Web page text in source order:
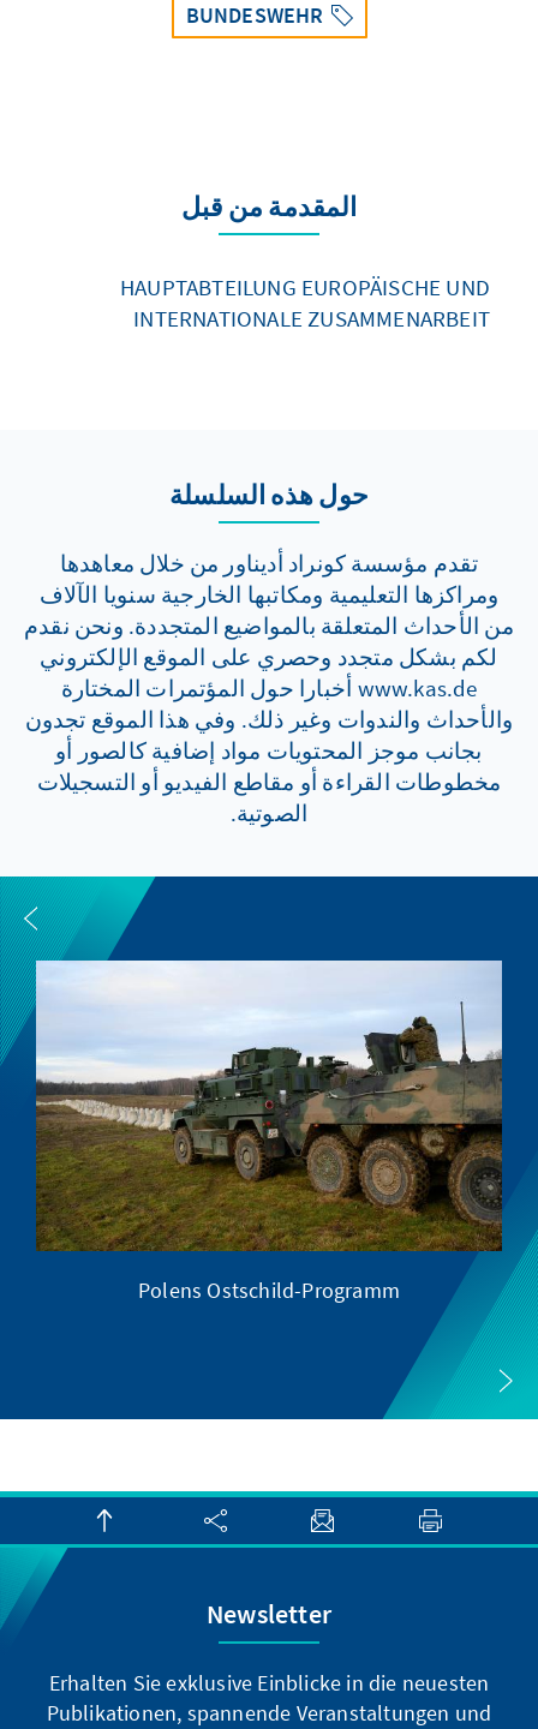
BUNDESWEHR
المقدمة من قبل
HAUPTABTEILUNG EUROPÄISCHE UND
INTERNATIONALE ZUSAMMENARBEIT
حول هذه السلسلة
تقدم مؤسسة كونراد أديناور من خلال معاهدها
ومراكزها التعليمية ومكاتبها الخارجية سنويا الآلاف
من الأحداث المتعلقة بالمواضيع المتجددة. ونحن نقدم
لكم بشكل متجدد وحصري على الموقع الإلكتروني
www.kas.de أخبارا حول المؤتمرات المختارة
والأحداث والندوات وغير ذلك. وفي هذا الموقع تجدون
بجانب موجز المحتويات مواد إضافية كالصور أو
مخطوطات القراءة أو مقاطع الفيديو أو التسجيلات
الصوتية.
Polens Ostschild-Programm
Newsletter
Erhalten Sie exklusive Einblicke in die neuesten
Publikationen, spannende Veranstaltungen und